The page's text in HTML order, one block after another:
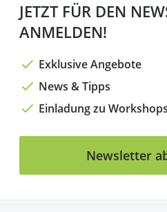
JETZT FÜR DEN
ANMELDEN!
Exklusive Angebote
News & Tipps
Einladung zu
Newsletter